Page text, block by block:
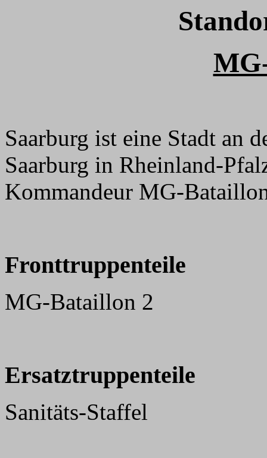
Saarburg ist eine Stadt an
Saarburg in Rheinland-
Kommandeur MG-
Fronttruppenteile
MG-Bataillon 2
Ersatztruppenteile
Sanitäts-Staffel